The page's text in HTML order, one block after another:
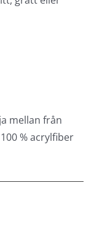
mellan från
% acrylfiber